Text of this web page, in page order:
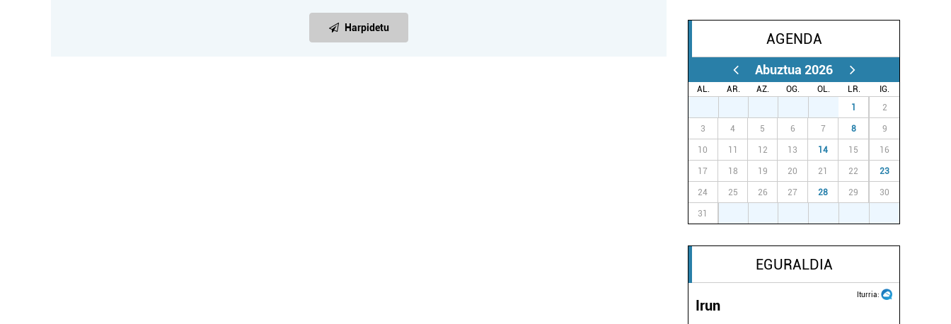
Harpidetu
AGENDA
Abuztua 2026
AL. AR. AZ. OG. OL. LR.
IG.
1 2
3 4 5 6 7 8 9
10 11 12 13 14 15 16
17 18 19 20 21 22 23
24 25 26 27 28 29 30
31
EGURALDIA
Iturria:
Irun